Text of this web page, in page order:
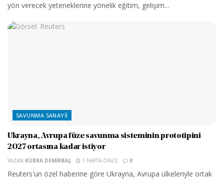
yön verecek yeteneklerine yönelik eğitim, gelişim...
SAVUNMA SANAYII
Ukrayna, Avrupa füze savunma sisteminin prototipini
2027 ortasına kadar istiyor
YAZAN KÜBRA DEMIRBAŞ 1 HAFTA ÖNCE 0
Reuters'un özel haberine göre Ukrayna, Avrupa ülkeleriyle ortak